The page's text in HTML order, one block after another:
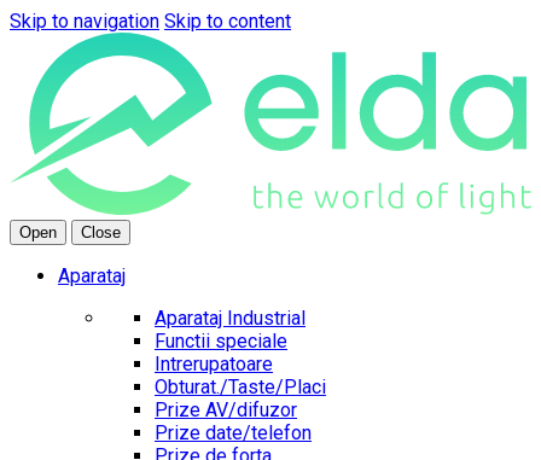
Skip to navigation Skip to content
Open Close
Aparataj
Aparataj Industrial
Functii speciale
Intrerupatoare
Obturat./Taste/Placi
Prize AV/difuzor
Prize date/telefon